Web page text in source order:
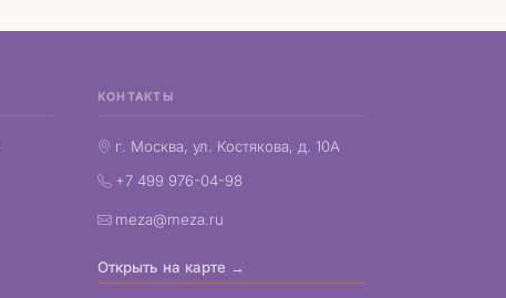
КОНТАКТЫ
г. Москва, ул. Костякова, д. 10А
+7 499 976-04-98
meza@meza.ru
Открыть на карте →